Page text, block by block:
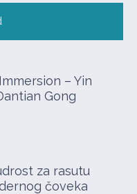
– Yin
Gong
za rasutu
čoveka